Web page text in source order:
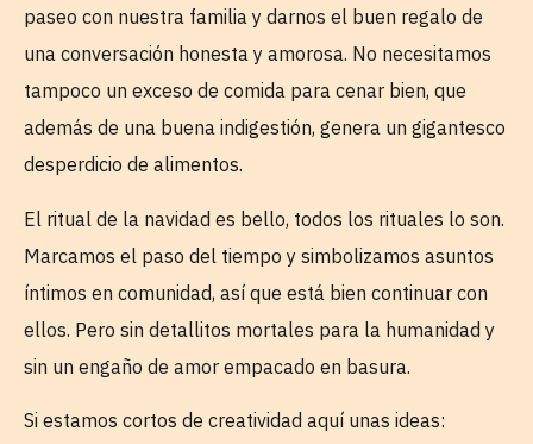
paseo con nuestra familia y darnos el buen regalo de
una conversación honesta y amorosa. No necesitamos
tampoco un exceso de comida para cenar bien, que
además de una buena indigestión, genera un gigantesco
desperdicio de alimentos.
El ritual de la navidad es bello, todos los rituales lo son.
Marcamos el paso del tiempo y simbolizamos asuntos
íntimos en comunidad, así que está bien continuar con
ellos. Pero sin detallitos mortales para la humanidad y
sin un engaño de amor empacado en basura.
Si estamos cortos de creatividad aquí unas ideas: